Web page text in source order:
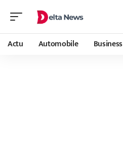
Actu Automobile Business